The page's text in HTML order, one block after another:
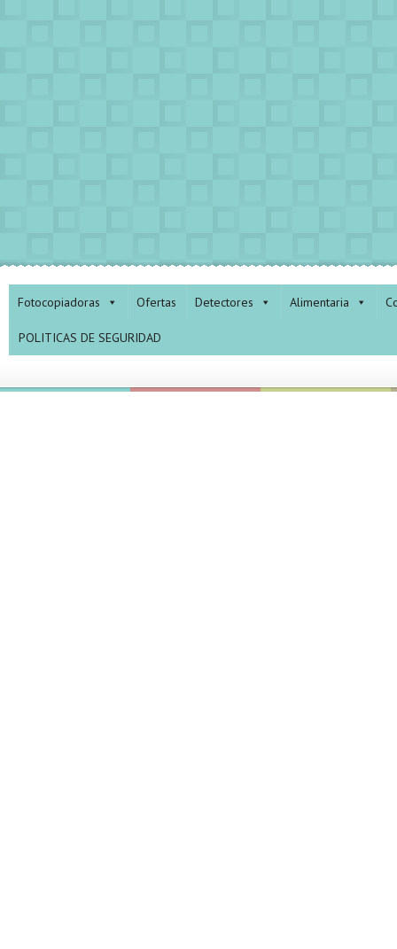
Fotocopiadoras Ofertas Detectores Alimentaria
POLITICAS DE SEGURIDAD